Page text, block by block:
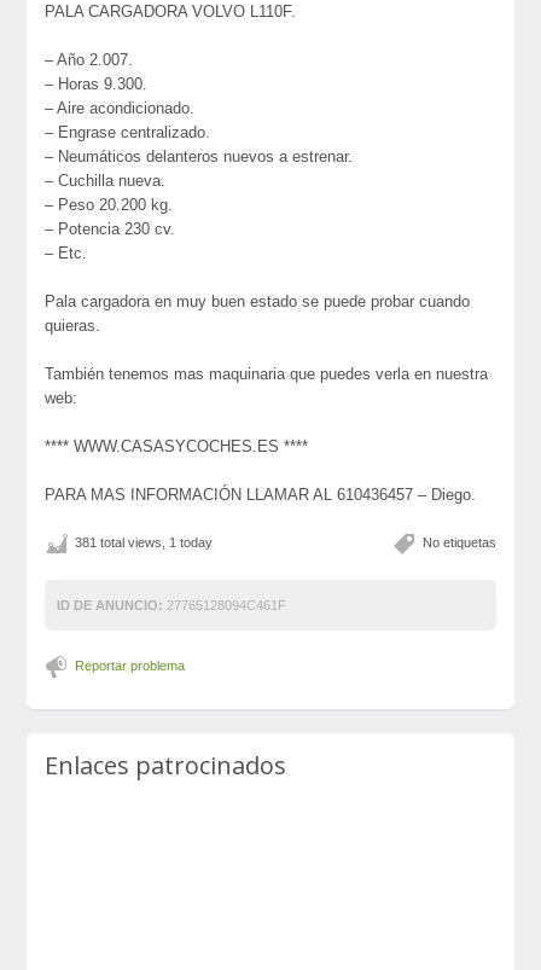
PALA CARGADORA VOLVO L110F.
– Año 2.007.
– Horas 9.300.
– Aire acondicionado.
– Engrase centralizado.
– Neumáticos delanteros nuevos a estrenar.
– Cuchilla nueva.
– Peso 20.200 kg.
– Potencia 230 cv.
– Etc.
Pala cargadora en muy buen estado se puede probar cuando
quieras.
También tenemos mas maquinaria que puedes verla en nuestra
web:
**** WWW.CASASYCOCHES.ES ****
PARA MAS INFORMACIÓN LLAMAR AL 610436457 – Diego.
No etiquetas
381 total views, 1 today
ID DE ANUNCIO: 27765128094C461F
Reportar problema
Enlaces patrocinados